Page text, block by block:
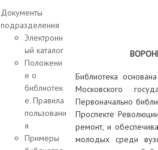
Документы
подразделения
Электронн
ый каталог
Положени
е о
библиотек
е. Правила
пользовани
я
Примеры
Библиотека
Московского
Первоначально
Проспекте
ремонт, и
молодых среди